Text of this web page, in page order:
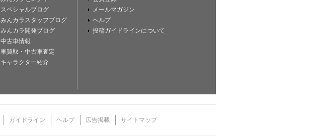
スペシャルブログ
みんカラスタッフブログ
みんカラ開発ブログ
中古車情報
車買取・中古車査定
キャラクター紹介
メールマガジン
ヘルプ
投稿ガイドラインについて
ガイドライン ヘルプ 広告掲載 サイトマップ